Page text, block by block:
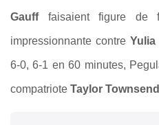
Gauff faisaient figure de
impressionnante contre Yulia
6-0, 6-1 en 60 minutes,
compatriote Taylor Townsend